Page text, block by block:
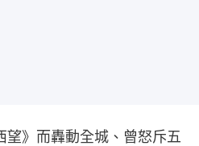
望》而轟動全城、曾怒斥五